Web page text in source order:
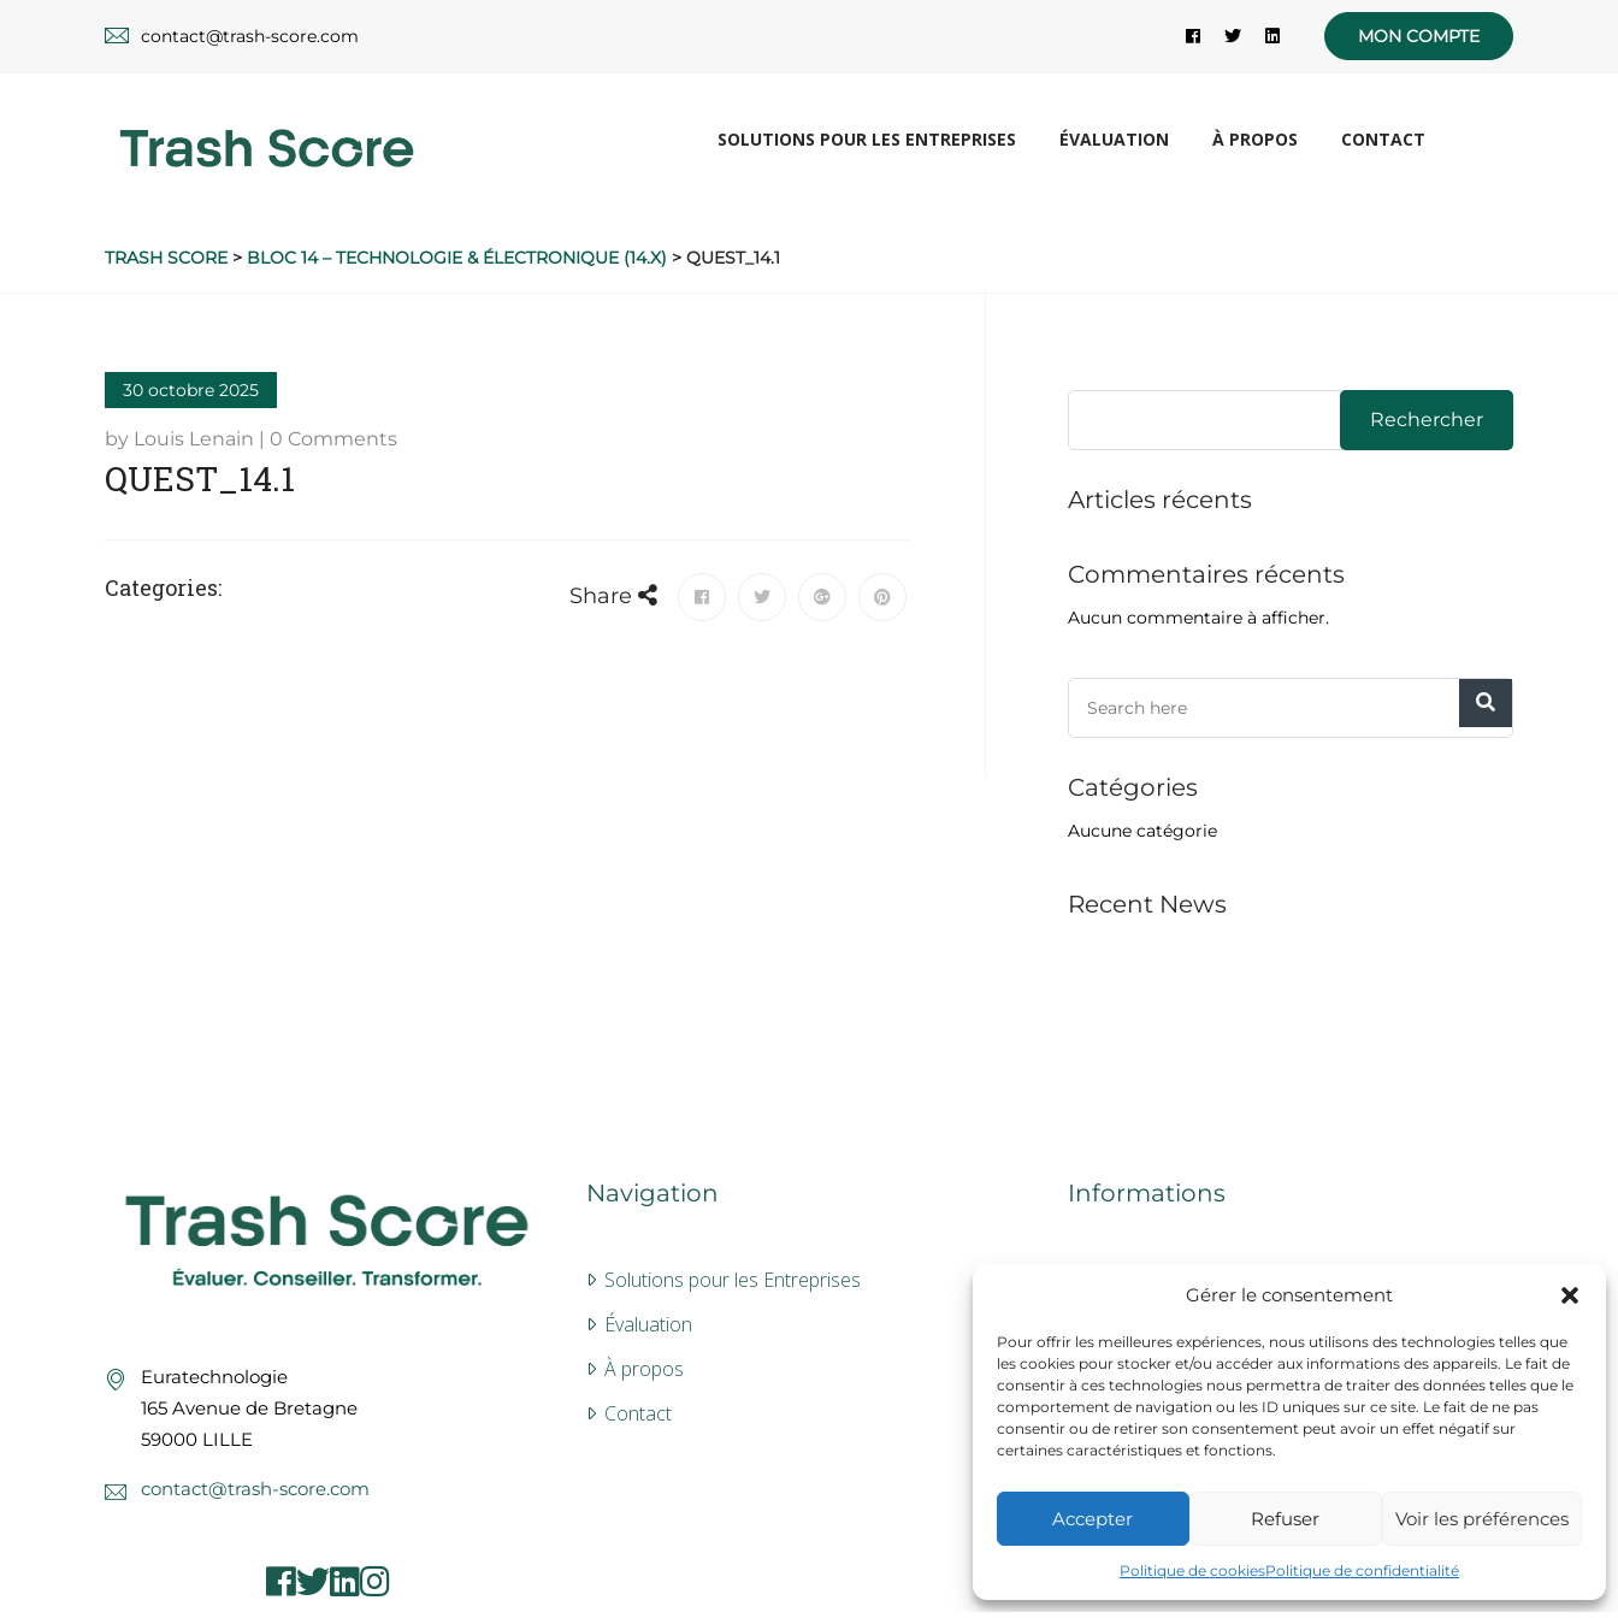
Gérer le consentement
Pour offrir les meilleures expériences, nous utilisons des technologies telles que
les cookies pour stocker et/ou accéder aux informations des appareils. Le fait de
consentir à ces technologies nous permettra de traiter des données telles que le
comportement de navigation ou les ID uniques sur ce site. Le fait de ne pas
consentir ou de retirer son consentement peut avoir un effet négatif sur
certaines caractéristiques et fonctions.
Accepter Refuser Voir les préférences
Politique de cookiesPolitique de confidentialité
contact@trash-score.com MON COMPTE
SOLUTIONS POUR LES ENTREPRISES ÉVALUATION À PROPOS CONTACT
TRASH SCORE> BLOC 14 – TECHNOLOGIE & ÉLECTRONIQUE (14.X) > QUEST_14.1
30 octobre 2025
by Louis Lenain | 0 Comments
QUEST_14.1
Categories: Share
Rechercher
Articles récents
Commentaires récents
Aucun commentaire à afficher.
Catégories
Aucune catégorie
Recent News
Euratechnologie
165 Avenue de Bretagne
59000 LILLE
contact@trash-score.com
Navigation
Solutions pour les Entreprises
Évaluation
À propos
Contact
Informations
Politique de cookies (UE)